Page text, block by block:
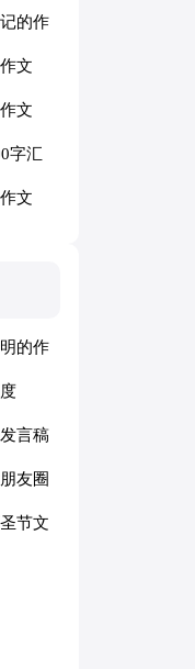
集六
的作
5篇
文
篇
文
篇
字汇
文
的作
言稿
友圈
精选
节文
句）